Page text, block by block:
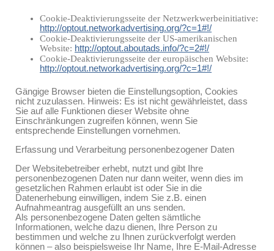
Cookie-Deaktivierungsseite der Netzwerkwerbeinitiative:
http://optout.networkadvertising.org/?c=1#!/
Cookie-Deaktivierungsseite der US-amerikanischen
Website: http://optout.aboutads.info/?c=2#!/
Cookie-Deaktivierungsseite der europäischen Website:
http://optout.networkadvertising.org/?c=1#!/
Gängige Browser bieten die Einstellungsoption, Cookies
nicht zuzulassen. Hinweis: Es ist nicht gewährleistet, dass
Sie auf alle Funktionen dieser Website ohne
Einschränkungen zugreifen können, wenn Sie
entsprechende Einstellungen vornehmen.
Erfassung und Verarbeitung personenbezogener Daten
Der Websitebetreiber erhebt, nutzt und gibt Ihre
personenbezogenen Daten nur dann weiter, wenn dies im
gesetzlichen Rahmen erlaubt ist oder Sie in die
Datenerhebung einwilligen, indem Sie z.B. einen
Aufnahmeantrag ausgefüllt an uns senden.
Als personenbezogene Daten gelten sämtliche
Informationen, welche dazu dienen, Ihre Person zu
bestimmen und welche zu Ihnen zurückverfolgt werden
können – also beispielsweise Ihr Name, Ihre E-Mail-Adresse